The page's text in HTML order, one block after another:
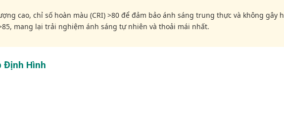
cao, chỉ số hoàn màu (CRI) >80 để đảm bảo ánh sáng trung thực và không gây
mang lại trải nghiệm ánh sáng tự nhiên và thoải mái nhất.
Định Hình